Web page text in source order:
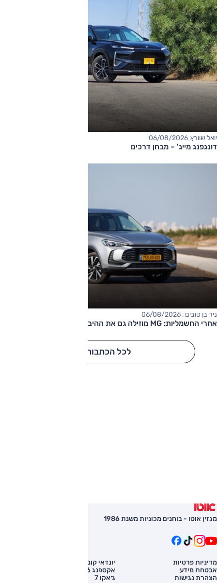
יואל שוורץ, 06/08/2026
דונגפנג מייג' – מבחן דרכים
ניר בן טובים , 06/08/2026
אחרי החשמליות: MG מוזילה גם את ההיברידיות
לכל הכתבות
מגזין אוטו - בוחנים מכוניות משנת 1986
מדיניות פרטיות
אבטחת מידע
הצהרת נגישות
יונדאי קונה
אקספנג G6
ג׳אקו 7